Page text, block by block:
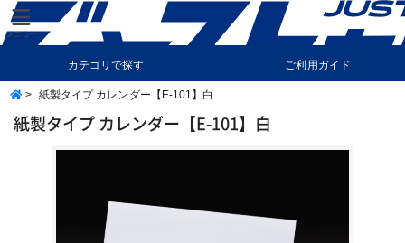
カテゴリで探す ご利用ガイド
納期・送料について
> 紙製タイプ カレンダー【E-101】白
紙製タイプ カレンダー【E-101】白